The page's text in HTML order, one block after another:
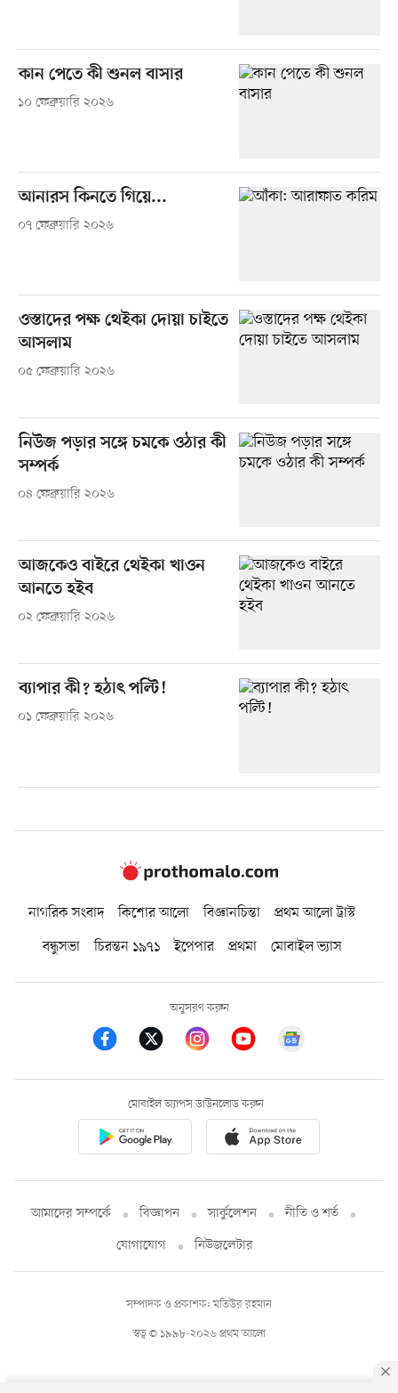
কান পেতে কী শুনল বাসার
১০ ফেব্রুয়ারি ২০২৬
আনারস কিনতে গিয়ে...
০৭ ফেব্রুয়ারি ২০২৬
ওস্তাদের পক্ষ থেইকা দোয়া চাইতে
আসলাম
০৫ ফেব্রুয়ারি ২০২৬
নিউজ পড়ার সঙ্গে চমকে ওঠার কী
সম্পর্ক
০৪ ফেব্রুয়ারি ২০২৬
আজকেও বাইরে থেইকা খাওন
আনতে হইব
০২ ফেব্রুয়ারি ২০২৬
ব্যাপার কী? হঠাৎ পল্টি!
০১ ফেব্রুয়ারি ২০২৬
নাগরিক সংবাদ কিশোর আলো বিজ্ঞানচিন্তা
প্রথম আলো ট্রাস্ট
বন্ধুসভা
চিরন্তন ১৯৭১ ইপেপার প্রথমা মোবাইল ভ্যাস
অনুসরণ করুন
মোবাইল অ্যাপস ডাউনলোড করুন
আমাদের সম্পর্কে বিজ্ঞাপন সার্কুলেশন
নীতি ও শর্ত
যোগাযোগ
নিউজলেটার
স্বত্ব © ১৯৯৮-২০২৬ প্রথম আলো
সম্পাদক ও প্রকাশক: মতিউর রহমান